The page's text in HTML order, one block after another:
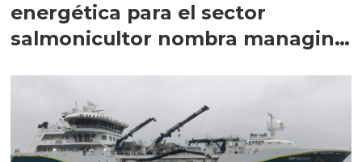
energética para el sector
salmonicultor nombra managing